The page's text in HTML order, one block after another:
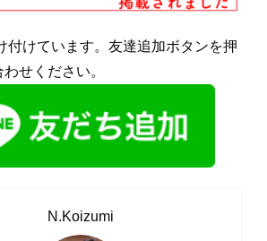
付けています。友達追加ボタンを押
せください。
N.Koizumi